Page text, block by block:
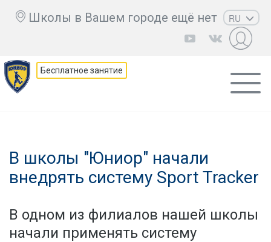
Школы в Вашем городе ещё нет
RU
EN
KZ
AZ
Бесплатное занятие
В школы "Юниор" начали
внедрять систему Sport Tracker
В одном из филиалов нашей школы
начали применять систему